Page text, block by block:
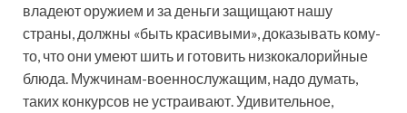
владеют оружием и за деньги защищают нашу
страны, должны «быть красивыми», доказывать кому-
то, что они умеют шить и готовить низкокалорийные
блюда. Мужчинам-военнослужащим, надо думать,
таких конкурсов не устраивают. Удивительное,